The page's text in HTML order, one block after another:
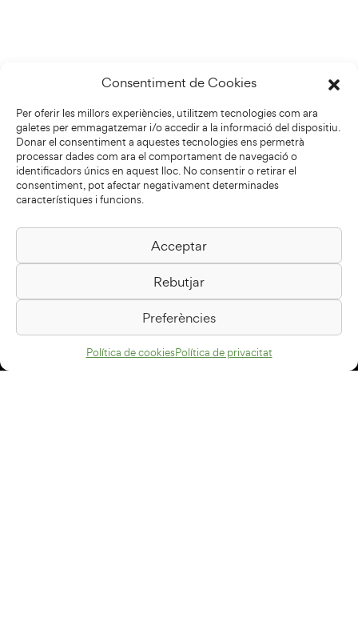
Consentiment de Cookies
Per oferir les millors experiències, utilitzem tecnologies com ara
galetes per emmagatzemar i/o accedir a la informació del dispositiu.
Donar el consentiment a aquestes tecnologies ens permetrà
processar dades com ara el comportament de navegació o
identificadors únics en aquest lloc. No consentir o retirar el
consentiment, pot afectar negativament determinades
característiques i funcions.
Acceptar
Rebutjar
Preferències
Política de cookiesPolítica de privacitat
Biblioteca Pilarin Bayés
Passeig de la Generalitat, 1
08500 Vic